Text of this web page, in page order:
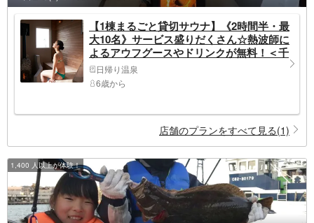
【1棟まるごと貸切サウナ】《2時間半・最
大10名》サービス盛りだくさん☆熱波師に
よるアウフグースやドリンクが無料！＜千
葉・鴨川＞
日帰り温泉
6歳から
店舗のプランをすべて見る(1)
1,400 人以上が体験！